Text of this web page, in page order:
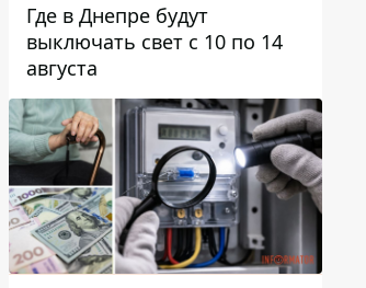
Где в Днепре будут
выключать свет с 10 по 14
августа